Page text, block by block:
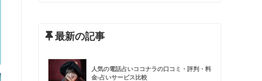
最新の記事
人気の電話占いココナラの口コミ・評判・料
金-占いサービス比較